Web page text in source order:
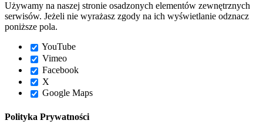
Używamy na naszej stronie osadzonych elementów zewnętrznych
serwisów. Jeżeli nie wyrażasz zgody na ich wyświetlanie odznacz
poniższe pola.
YouTube
Vimeo
Facebook
X
Google Maps
Polityka Prywatności